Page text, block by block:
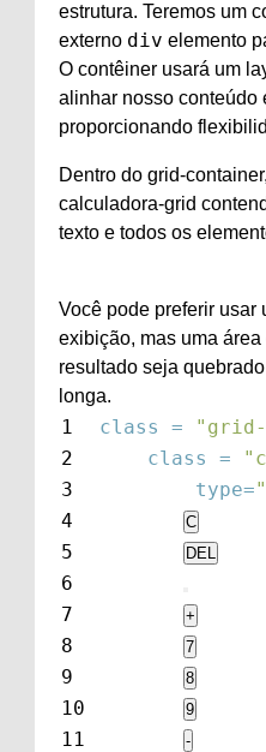
estrutura. Teremos um
externo div elemento
O contêiner usará um
alinhar nosso conteúdo
proporcionando
Dentro do grid-
calculadora-grid
texto e todos os
Você pode preferir usar
exibição, mas uma
resultado seja
longa.
1 class =
2
class =
3
type=
4
C
5 DEL
6
7
+
8 7
9 8
10 9
11 -